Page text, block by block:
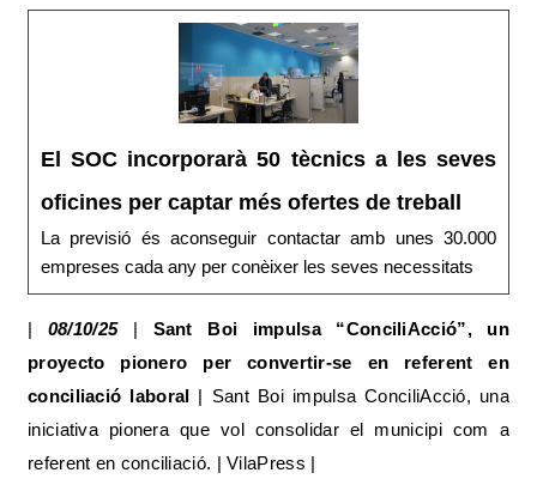
El SOC incorporarà 50 tècnics a les seves
oficines per captar més ofertes de treball
La previsió és aconseguir contactar amb unes 30.000
empreses cada any per conèixer les seves necessitats
| 08/10/25| Sant Boi impulsa “ConciliAcció”, un
proyecto pionero per convertir-se en referent en
conciliació laboral | Sant Boi impulsa ConciliAcció, una
iniciativa pionera que vol consolidar el municipi com a
referent en conciliació. | VilaPress |